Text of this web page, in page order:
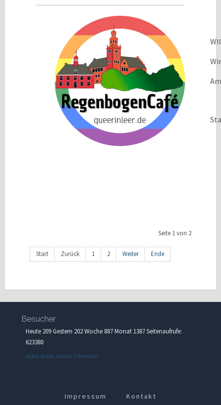
Seite 1 von 2
Start Zurück 1 2 Weiter Ende
Besucher
Heute 209 Gestern 202 Woche 887 Monat 1387 Seitenaufrufe:
623380
Kubik-Rubik Joomla! Extensions
Impressum Kontakt